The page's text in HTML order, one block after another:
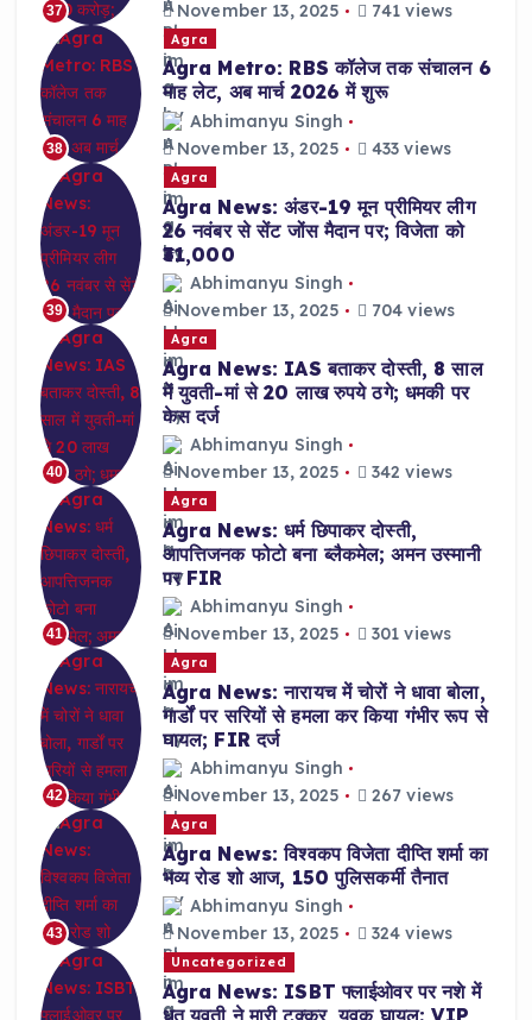
37
November 13, 2025
741 views
38
Agra
Agra Metro: RBS कॉलेज तक संचालन 6
माह लेट, अब मार्च 2026 में शुरू
Abhimanyu Singh
November 13, 2025
433 views
39
Agra
Agra News: अंडर-19 मून प्रीमियर लीग
26 नवंबर से सेंट जोंस मैदान पर; विजेता को
₹31,000
Abhimanyu Singh
November 13, 2025
704 views
40
Agra
Agra News: IAS बताकर दोस्ती, 8 साल
में युवती-मां से 20 लाख रुपये ठगे; धमकी पर
केस दर्ज
Abhimanyu Singh
November 13, 2025
342 views
41
Agra
Agra News: धर्म छिपाकर दोस्ती,
आपत्तिजनक फोटो बना ब्लैकमेल; अमन उस्मानी
पर FIR
Abhimanyu Singh
November 13, 2025
301 views
42
Agra
Agra News: नारायच में चोरों ने धावा बोला,
गार्डों पर सरियों से हमला कर किया गंभीर रूप से
घायल; FIR दर्ज
Abhimanyu Singh
November 13, 2025
267 views
43
Agra
Agra News: विश्वकप विजेता दीप्ति शर्मा का
भव्य रोड शो आज, 150 पुलिसकर्मी तैनात
Abhimanyu Singh
November 13, 2025
324 views
Uncategorized
Agra News: ISBT फ्लाईओवर पर नशे में
धुत युवती ने मारी टक्कर, युवक घायल; VIP